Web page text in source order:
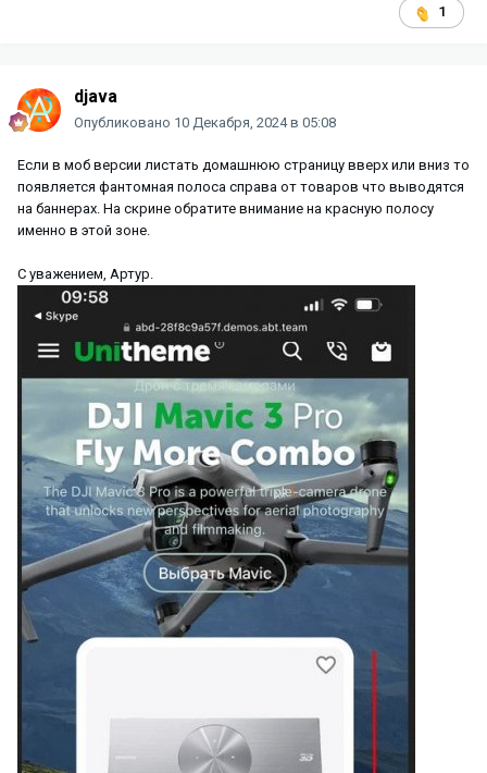
1
djava
Опубликовано 10 Декабря, 2024 в 05:08
Если в моб версии листать домашнюю страницу вверх или вниз то
появляется фантомная полоса справа от товаров что выводятся
на баннерах. На скрине обратите внимание на красную полосу
именно в этой зоне.
С уважением, Артур.